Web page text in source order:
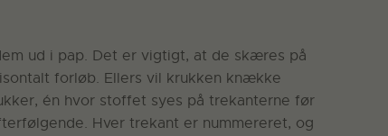
ud i pap. Det er vigtigt, at de skæres på
forløb. Ellers vil krukken knække
én hvor stoffet syes på trekanterne før
Hver trekant er nummereret, og